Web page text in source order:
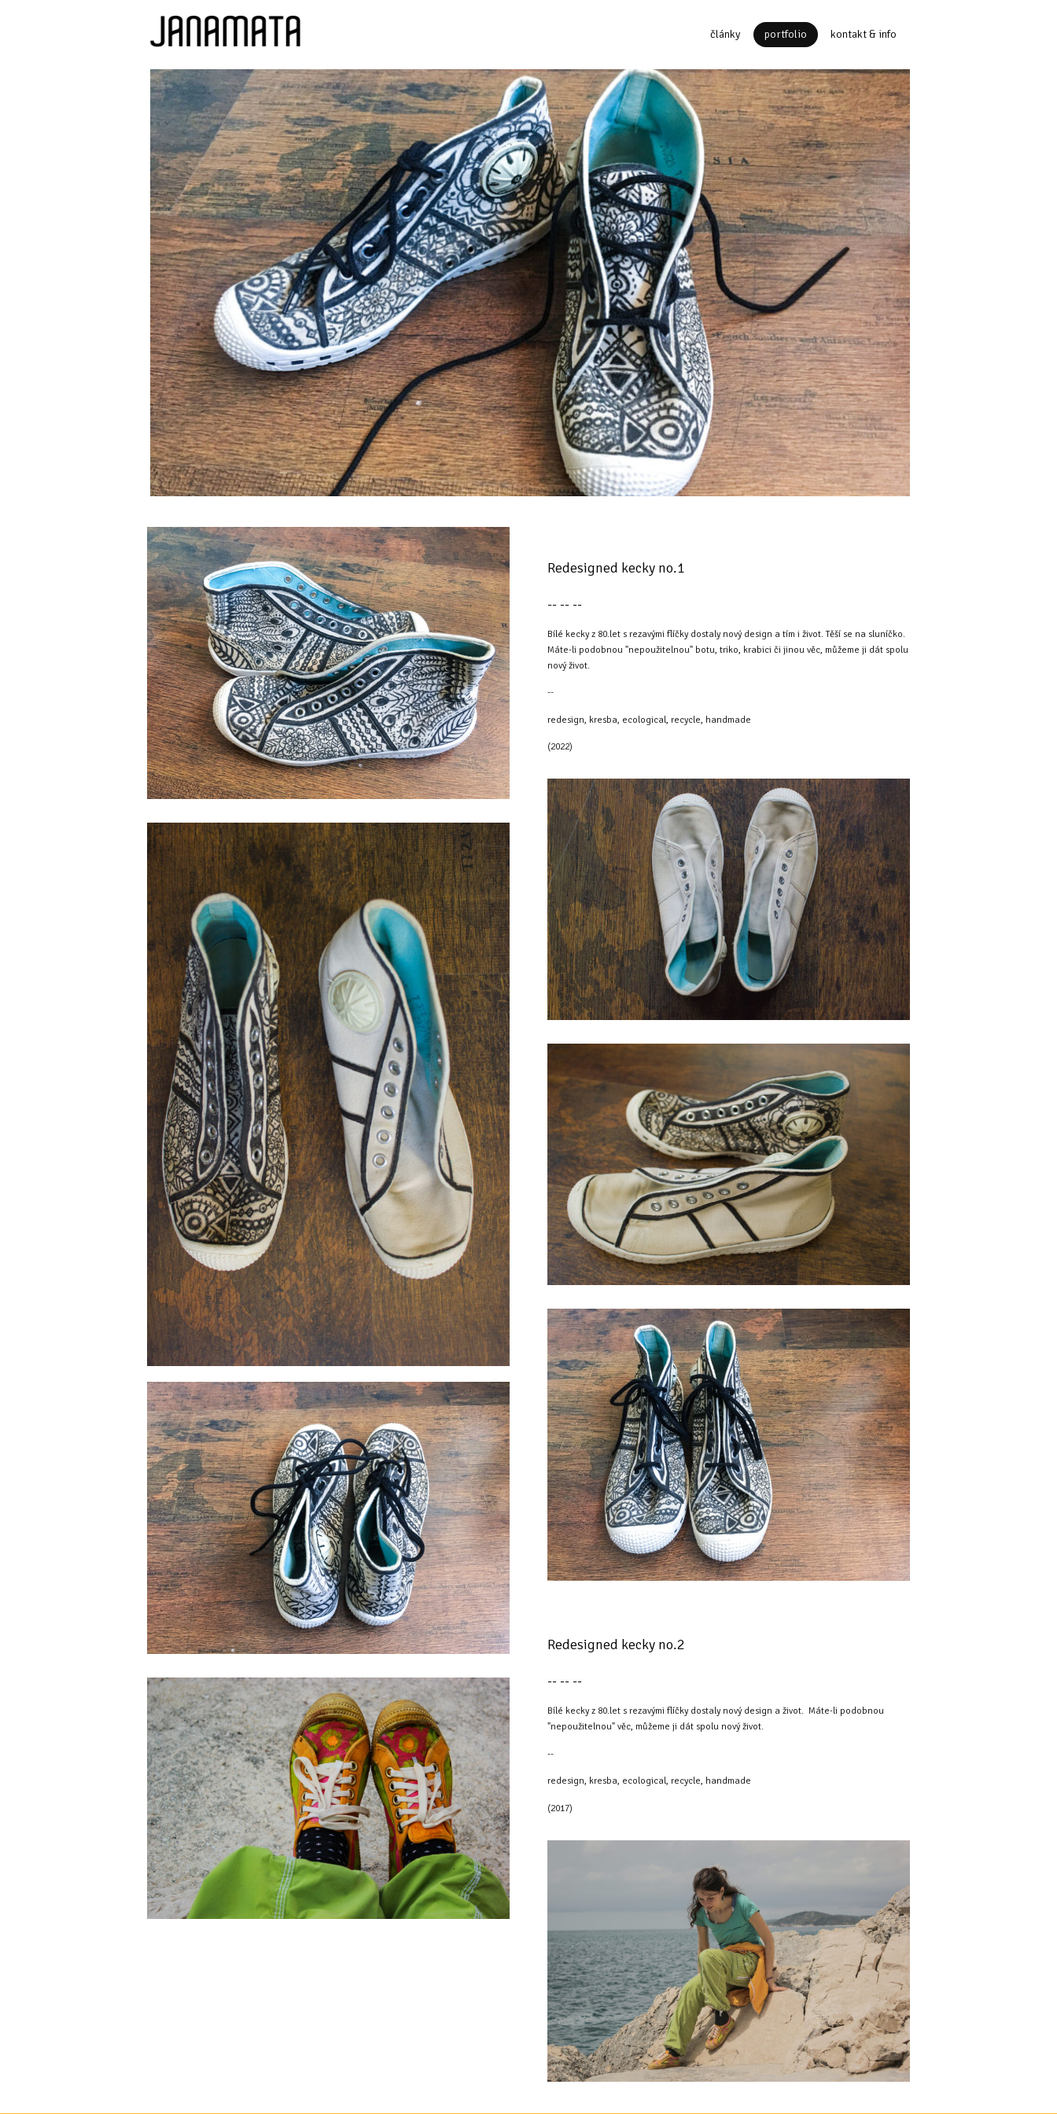
články portfolio kontakt & info
Redesigned kecky no.1
-- -- --
Bílé kecky z 80.let s rezavými flíčky dostaly nový design a tím i život. Těší se na sluníčko.
Máte-li podobnou "nepoužitelnou" botu, triko, krabici či jinou věc, můžeme ji dát spolu
nový život.
--
redesign, kresba, ecological, recycle, handmade
(2022)
Redesigned kecky no.2
-- -- --
Bílé kecky z 80.let s rezavými flíčky dostaly nový design a život. Máte-li podobnou
"nepoužitelnou" věc, můžeme ji dát spolu nový život.
--
redesign, kresba, ecological, recycle, handmade
(2017)